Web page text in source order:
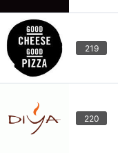
219
220